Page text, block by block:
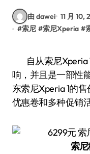
由 dawei 11 月 10,
#索尼 #索尼Xperia #
自从索尼Xperia 1发布以来，一直有着不错的反
响，并且是一部性
东索尼Xperia 1的
优惠卷和多种促销
索